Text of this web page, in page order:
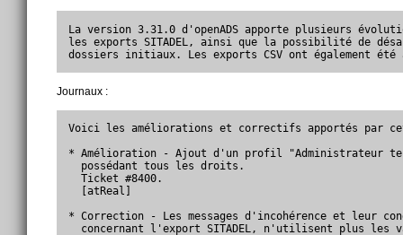
La version 3.31.0 d'openADS apporte plusieurs
les exports SITADEL, ainsi que la possibilité de
dossiers initiaux. Les exports CSV ont également été
Journaux :
Voici les améliorations et correctifs apportés par
* Amélioration - Ajout d'un profil "Administrateur
  possédant tous les droits.
  Ticket #8400.
  [atReal]
* Correction - Les messages d'incohérence et leur
concernant l'export SITADEL, n'utilisent plus les